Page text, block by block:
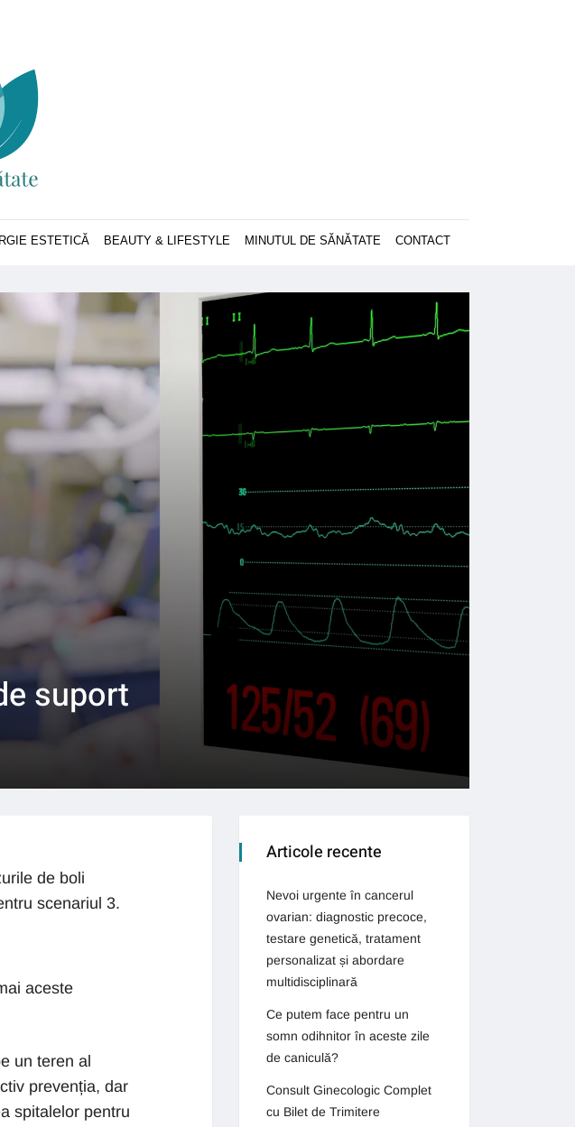
ESTETICĂ BEAUTY & LIFESTYLE MINUTUL DE SĂNĂTATE CONTACT
suport
de boli
scenariul 3.
aceste
un teren al
prevenția, dar
spitalelor pentru
Articole recente
Nevoi urgente în cancerul
ovarian: diagnostic precoce,
testare genetică, tratament
personalizat și abordare
multidisciplinară
Ce putem face pentru un
somn odihnitor în aceste zile
de caniculă?
Consult Ginecologic Complet
cu Bilet de Trimitere